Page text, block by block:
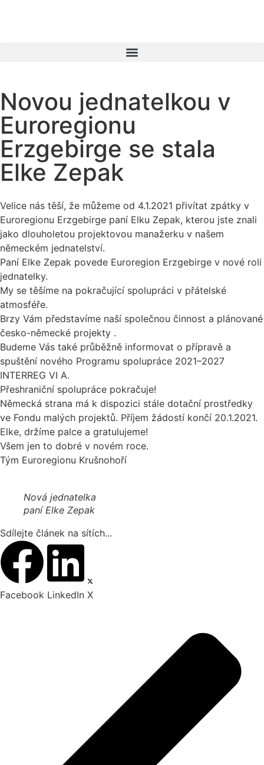
Novou jednatelkou v
Euroregionu
Erzgebirge se stala
Elke Zepak
Velice nás těší, že můžeme od 4.1.2021 přivítat zpátky v
Euroregionu Erzgebirge paní Elku Zepak, kterou jste znali
jako dlouholetou projektovou manažerku v našem
německém jednatelství.
Paní Elke Zepak povede Euroregion Erzgebirge v nové roli
jednatelky.
My se těšíme na pokračující spolupráci v přátelské
atmosféře.
Brzy Vám představíme naší společnou činnost a plánované
česko-německé projekty .
Budeme Vás také průběžně informovat o přípravě a
spuštění nového Programu spolupráce 2021–2027
INTERREG VI A.
Přeshraniční spolupráce pokračuje!
Německá strana má k dispozici stále dotační prostředky
ve Fondu malých projektů. Příjem žádostí končí 20.1.2021.
Elke, držíme palce a gratulujeme!
Všem jen to dobré v novém roce.
Tým Euroregionu Krušnohoří
Nová jednatelka
paní Elke Zepak
Sdílejte článek na sítích...
Facebook LinkedIn X